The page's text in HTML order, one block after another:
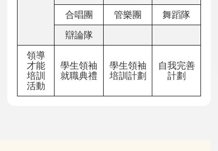
合唱團
管樂團
舞蹈隊
辯論隊
領導
才能
培訓
活動
學生領袖
就職典禮
學生領袖
培訓計劃
自我完善
計劃